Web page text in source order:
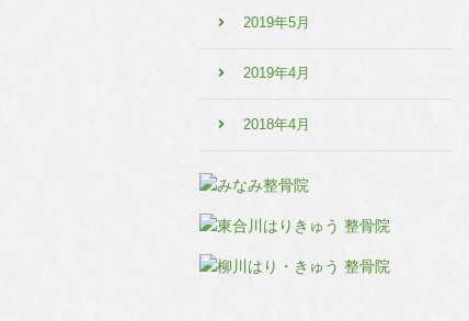
2019年5月
2019年4月
2018年4月